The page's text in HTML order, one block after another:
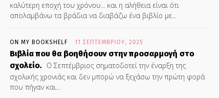
καλύτερη εποχή του χρόνου... και η αλήθεια είναι ότι
απολαμβάνω τα βράδια να διαβάζω ένα βιβλίο με...
ON MY BOOKSHELF 11 ΣΕΠΤΕΜΒΡΊΟΥ, 2025
Βιβλία που θα βοηθήσουν στην προσαρμογή στο
σχολείο. Ο Σεπτέμβριος σηματοδοτεί την έναρξη της
σχολικής χρονιάς και δεν μπορώ να ξεχάσω την πρώτη φορά
που πήγαν και...